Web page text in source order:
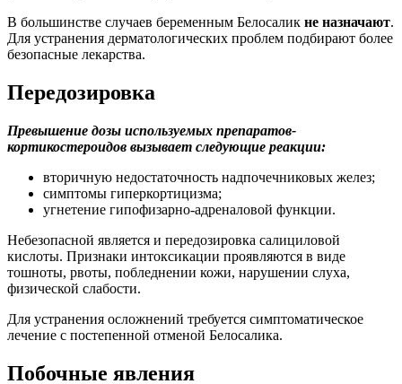
В большинстве случаев беременным Белосалик не назначают.
Для устранения дерматологических проблем подбирают более
безопасные лекарства.
Передозировка
Превышение дозы используемых препаратов-
кортикостероидов вызывает следующие реакции:
вторичную недостаточность надпочечниковых желез;
симптомы гиперкортицизма;
угнетение гипофизарно-адреналовой функции.
Небезопасной является и передозировка салициловой
кислоты. Признаки интоксикации проявляются в виде
тошноты, рвоты, побледнении кожи, нарушении слуха,
физической слабости.
Для устранения осложнений требуется симптоматическое
лечение с постепенной отменой Белосалика.
Побочные явления